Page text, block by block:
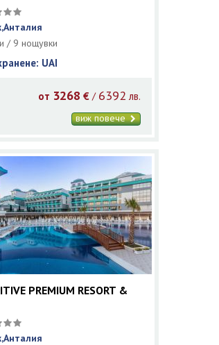
/ 9 нощувки
UAI
от 3268 € / 6392 лв.
виж повече
PREMIUM RESORT &